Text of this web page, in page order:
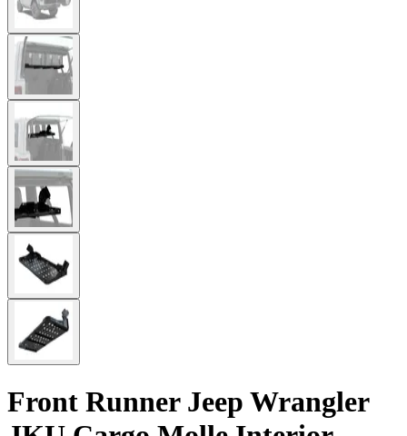
Front Runner Jeep Wrangler